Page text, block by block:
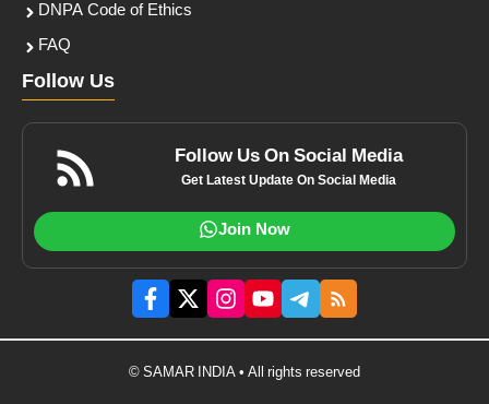
DNPA Code of Ethics
FAQ
Follow Us
Follow Us On Social Media
Get Latest Update On Social Media
Join Now
© SAMAR INDIA • All rights reserved